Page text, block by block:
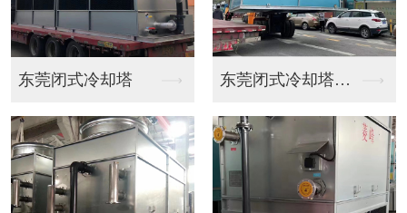
东莞闭式冷却塔 东莞闭式冷却塔运输